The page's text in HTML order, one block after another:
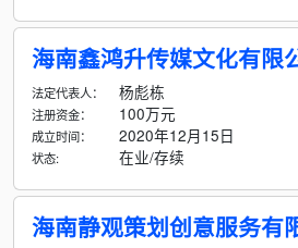
海南鑫鸿升传媒文化有限
法定代表人： 杨彪栋
注册资金： 100万元
成立时间： 2020年12月15日
状态: 在业/存续
海南静观策划创意服务有